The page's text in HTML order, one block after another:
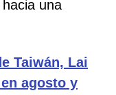
una
Taiwán, Lai
agosto y